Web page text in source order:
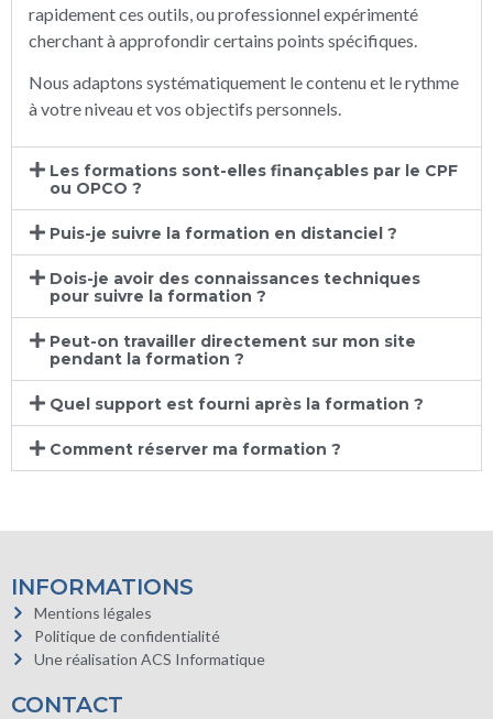
rapidement ces outils, ou professionnel expérimenté
cherchant à approfondir certains points spécifiques.
Nous adaptons systématiquement le contenu et le rythme
à votre niveau et vos objectifs personnels.
Les formations sont-elles finançables par le CPF
ou OPCO ?
Puis-je suivre la formation en distanciel ?
Dois-je avoir des connaissances techniques
pour suivre la formation ?
Peut-on travailler directement sur mon site
pendant la formation ?
Quel support est fourni après la formation ?
Comment réserver ma formation ?
INFORMATIONS
Mentions légales
Politique de confidentialité
Une réalisation ACS Informatique
CONTACT